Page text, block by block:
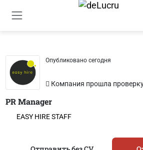
Опубликовано сегодня
Компания прошла
PR Manager
EASY HIRE STAFF